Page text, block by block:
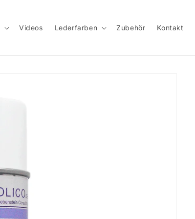
Videos Lederfarben Zubehör Kontakt